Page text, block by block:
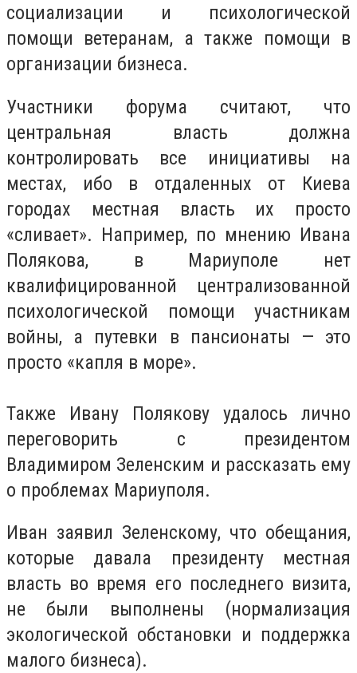
социализации и психологической
помощи ветеранам, а также помощи в
организации бизнеса.
Участники форума считают, что
центральная власть должна
контролировать все инициативы на
местах, ибо в отдаленных от Киева
городах местная власть их просто
«сливает». Например, по мнению Ивана
Полякова, в Мариуполе нет
квалифицированной централизованной
психологической помощи участникам
войны, а путевки в пансионаты — это
просто «капля в море».
Также Ивану Полякову удалось лично
переговорить с президентом
Владимиром Зеленским и рассказать ему
о проблемах Мариуполя.
Иван заявил Зеленскому, что обещания,
которые давала президенту местная
власть во время его последнего визита,
не были выполнены (нормализация
экологической обстановки и поддержка
малого бизнеса).